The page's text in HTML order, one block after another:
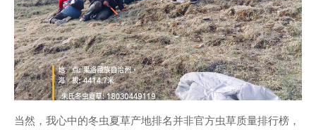
当然，我心中的冬虫夏草产地排名并非官方虫草质量排行榜，